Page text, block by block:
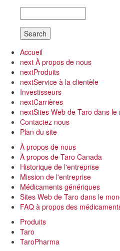
Accueil
next À propos de nous
nextProduits
nextService à la clientèle
Investisseurs
nextCarrières
nextSites Web de Taro dans le
Contactez nous
Plan du site
À propos de nous
À propos de Taro Canada
Historique de l'entreprise
Mission de l'entreprise
Médicaments génériques
Sites Web de Taro dans le
FAQ à propos des
Produits
Taro
TaroPharma